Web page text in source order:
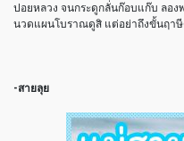
ปอยหลวง จนกระดูกลั่นก๊อบแก๊บ ลอ
นวดแผนโบราณดูสิ แต่อย่าถึงขั้นฤา
-สายลุย